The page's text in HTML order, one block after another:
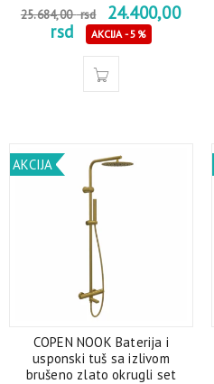
25.684,00rsd
24.400,00
rsd
AKCIJA - 5%
AKCIJA
COPEN NOOK Baterija i
usponski tuš sa izlivom
brušeno zlato okrugli set